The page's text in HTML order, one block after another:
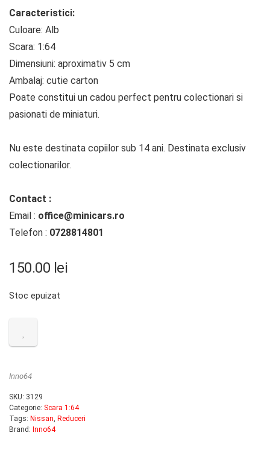
Caracteristici:
Culoare: Alb
Scara: 1:64
Dimensiuni: aproximativ 5 cm
Ambalaj: cutie carton
Poate constitui un cadou perfect pentru colectionari si
pasionati de miniaturi.
Nu este destinata copiilor sub 14 ani. Destinata exclusiv
colectionarilor.
Contact :
Email : office@minicars.ro
Telefon : 0728814801
150.00 lei
Stoc epuizat
Inno64
SKU: 3129
Categorie: Scara 1:64
Tags: Nissan, Reduceri
Brand: Inno64